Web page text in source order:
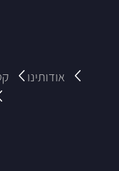
אודותינו